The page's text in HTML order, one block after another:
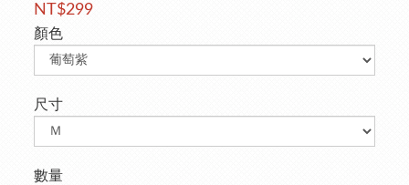
NT$299
顏色
尺寸
數量